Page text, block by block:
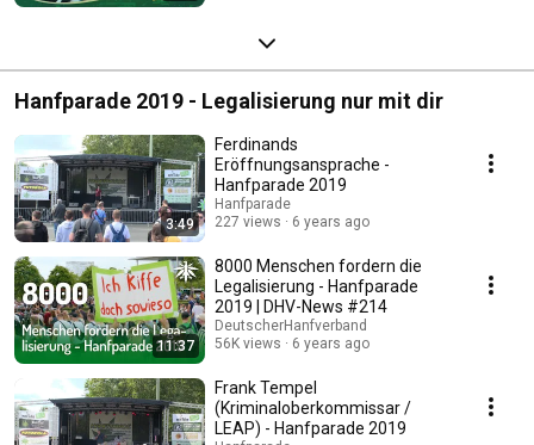
Hanfparade 2019 - Legalisierung nur mit dir
3:49
Ferdinands
Eröffnungsansprache -
Hanfparade 2019
Hanfparade
227 views
6 years ago
11:37
8000 Menschen fordern die
Legalisierung - Hanfparade
2019 | DHV-News #214
DeutscherHanfverband
56K views
6 years ago
Frank Tempel
(Kriminaloberkommissar /
LEAP) - Hanfparade 2019